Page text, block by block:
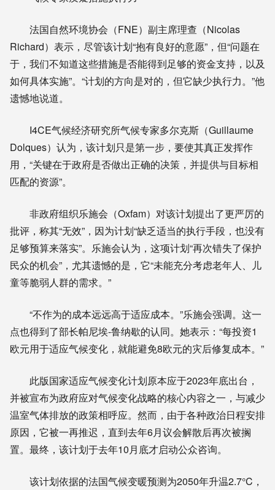
法国自然环境协会（FNE）副主席理查（Nicolas
Richard）表示，尽管该计划“抱有良好的意愿”，但“问题在
于，我们不知道这些措施是否能得到足够的资金支持，以及
如何具体实施”。“计划的方向是对的，但它缺少执行力。”他
遗憾地说道。
I4CE气候经济研究所气候专家多尔克斯（Guillaume
Dolques）认为，该计划只是第一步，要使其真正发挥作
用，“关键在于政府是否做出正确的决策，并提供与目标相
匹配的资源”。
非政府组织乐施会（Oxfam）对该计划提出了更严厉的
批评，称其“无效”，因为计划“缺乏适当的执行手段，也没有
足够预算来落实”。乐施会认为，这项计划“再次错失了保护
民众的机会”，尤其遗憾的是，它“未能充分考虑老年人、儿
童等脆弱人群的需求。”
“不作为的成本远远高于适应成本。”乐施会强调。这一
点也得到了部长帕尼埃-鲁纳歇的认同。她表示：“每投资1
欧元用于适应气候变化，就能避免8欧元的灾后修复成本。”
此版国家适应气候变化计划原本应于2023年底出台，
并被宣布为政府应对气候变化战略的核心内容之一，与减少
温室气体排放的政策相呼应。然而，由于各种政治日程安排
原因，它被一再推迟，直到去年6月议会解散后再次被搁
置。最终，该计划于去年10月底才启动公众咨询。
该计划依据的法国气候变暖预测为2050年升温2.7°C，